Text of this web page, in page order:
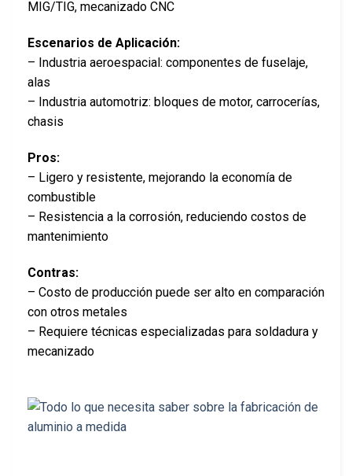
MIG/TIG, mecanizado CNC
Escenarios de Aplicación:
– Industria aeroespacial: componentes de fuselaje,
alas
– Industria automotriz: bloques de motor, carrocerías,
chasis
Pros:
– Ligero y resistente, mejorando la economía de
combustible
– Resistencia a la corrosión, reduciendo costos de
mantenimiento
Contras:
– Costo de producción puede ser alto en comparación
con otros metales
– Requiere técnicas especializadas para soldadura y
mecanizado